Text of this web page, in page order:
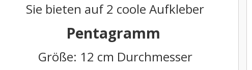
Sie bieten auf 2 coole Aufkleber
Pentagramm
Größe: 12 cm Durchmesser